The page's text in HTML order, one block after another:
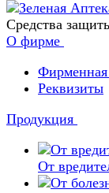
Средства
О фирме
Фирменная
Реквизиты
Продукция
От